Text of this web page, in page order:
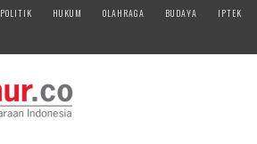
POLITIK HUKUM OLAHRAGA BUDAYA IPTEK